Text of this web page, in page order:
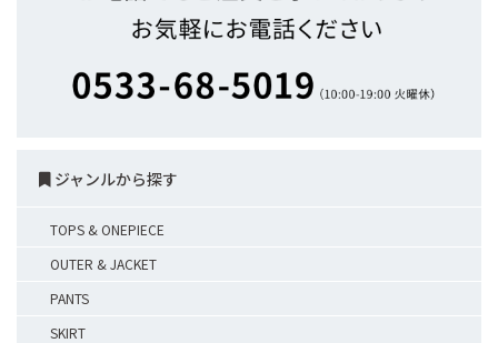
ジャンルから探す
TOPS & ONEPIECE
OUTER & JACKET
PANTS
SKIRT